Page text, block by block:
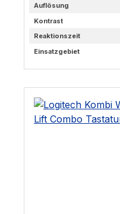
Auflösung
Kontrast
Reaktionszeit
Einsatzgebiet